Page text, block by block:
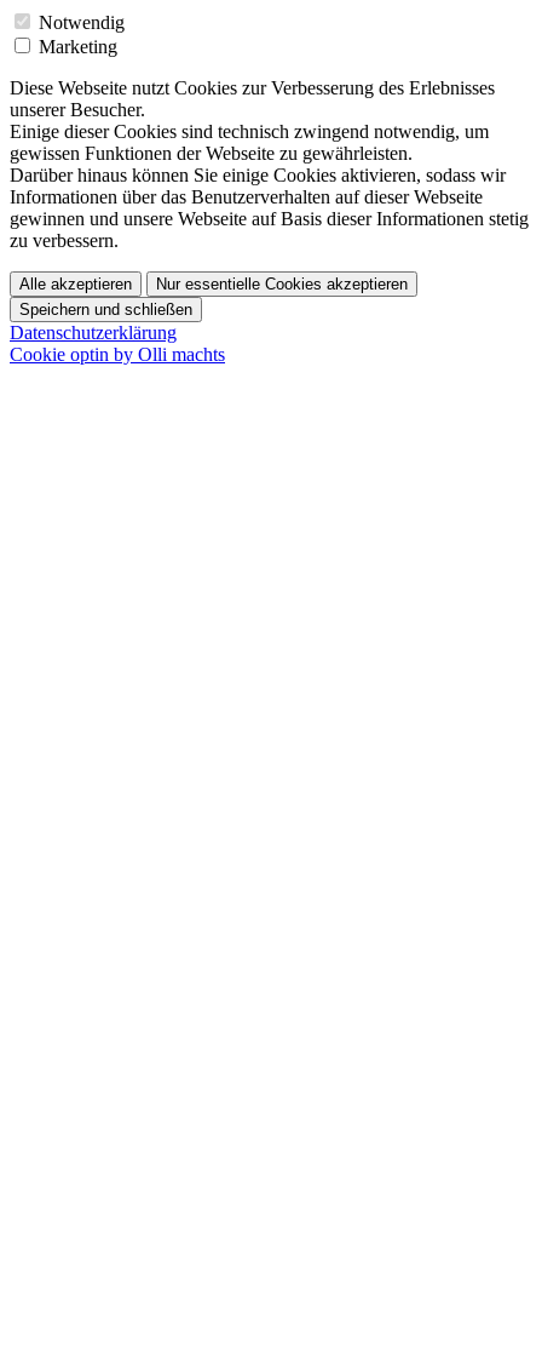
Notwendig
Marketing
Diese Webseite nutzt Cookies zur Verbesserung des Erlebnisses
unserer Besucher.
Einige dieser Cookies sind technisch zwingend notwendig, um
gewissen Funktionen der Webseite zu gewährleisten.
Darüber hinaus können Sie einige Cookies aktivieren, sodass wir
Informationen über das Benutzerverhalten auf dieser Webseite
gewinnen und unsere Webseite auf Basis dieser Informationen stetig
zu verbessern.
Alle akzeptieren
Nur essentielle Cookies akzeptieren
Speichern und schließen
Datenschutzerklärung
Cookie optin by Olli machts